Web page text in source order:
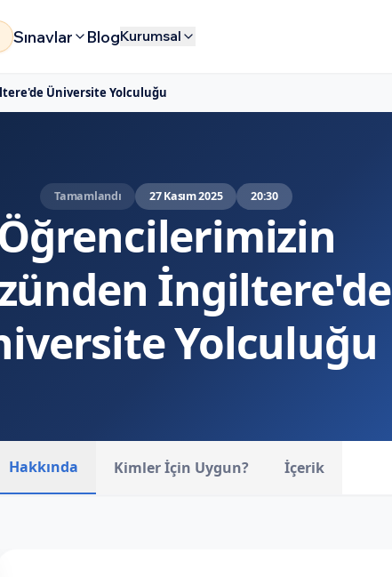
Sınavlar BlogKurumsal
Üniversite Yolculuğu
Tamamlandı 27 Kasım 2025 20:30
İngiltere'de
Yolculuğu
Hakkında Kimler İçin Uygun? İçerik